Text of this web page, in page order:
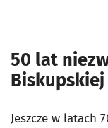
50 lat
Biskupskiej
Jeszcze w latach